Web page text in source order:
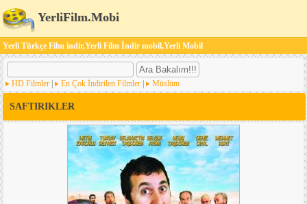
YerliFilm.Mobi
Yerli Türkçe Film indir,Yerli Film İndir mobil,Yerli Mobil
HD Filmler En Çok İndirilen Filmler Müslüm
SAFTIRIKLER